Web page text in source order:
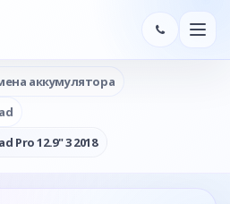
аккумулятора
Pro 12.9" 3 2018